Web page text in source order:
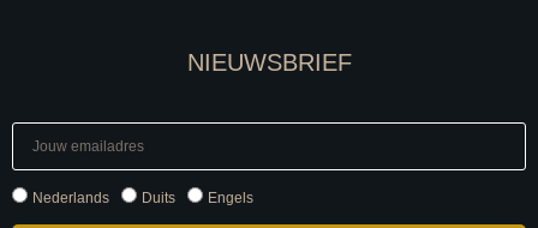
NIEUWSBRIEF
Nederlands Duits Engels